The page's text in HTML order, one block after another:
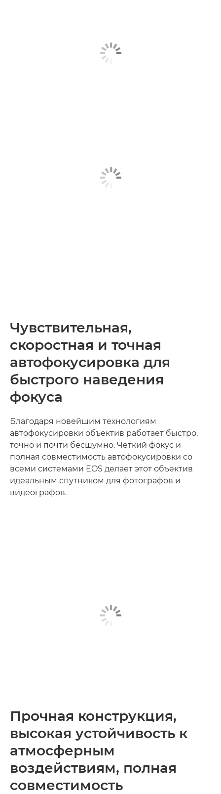
Чувствительная,
скоростная и точная
автофокусировка для
быстрого наведения
фокуса
Благодаря новейшим технологиям
автофокусировки объектив работает быстро,
точно и почти бесшумно. Четкий фокус и
полная совместимость автофокусировки со
всеми системами EOS делает этот объектив
идеальным спутником для фотографов и
видеографов.
Прочная конструкция,
высокая устойчивость к
атмосферным
воздействиям, полная
совместимость